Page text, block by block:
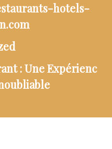
hotels-
: Une Expérienc